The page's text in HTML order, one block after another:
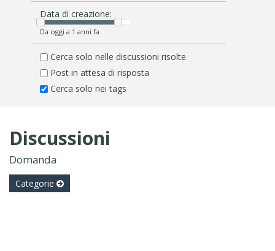
Data di creazione:
Da oggi a 1 anni fa
Cerca solo nelle discussioni risolte
Post in attesa di risposta
Cerca solo nei tags
Discussioni
Domanda
Categorie